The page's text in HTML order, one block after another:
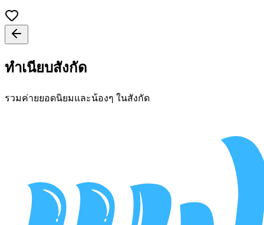
ทำเนียบสังกัด
รวมค่ายยอดนิยมและน้องๆ ในสังกัด